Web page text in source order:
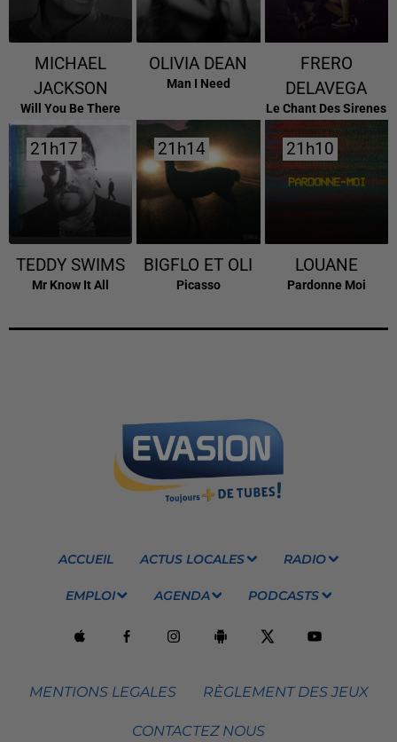
MICHAEL
JACKSON
Will You Be There
OLIVIA DEAN
Man I Need
FRERO
DELAVEGA
Le Chant Des Sirenes
21h17
21h17
TEDDY SWIMS
Mr Know It All
21h14
21h14
BIGFLO ET OLI
Picasso
21h10
21h10
LOUANE
Pardonne Moi
ACCUEIL ACTUS LOCALES RADIO
EMPLOI AGENDA PODCASTS
MENTIONS LEGALES RÈGLEMENT DES JEUX
CONTACTEZ NOUS